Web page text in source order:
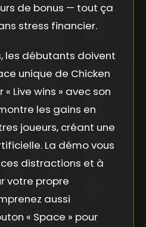
de bonus — tout ça
stress financier.
les débutants doivent
unique de Chicken
Live wins » avec son
les gains en
joueurs, créant une
La démo vous
distractions et à
votre propre
aussi
« Space » pour